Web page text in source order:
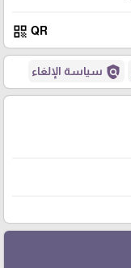
QR
qr_code
policy سياسة الإلغاء